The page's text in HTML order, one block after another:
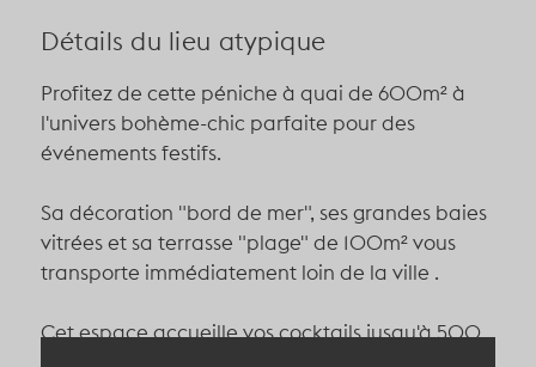
Détails du lieu atypique
Profitez de cette péniche à quai de 600m² à
l'univers bohème-chic parfaite pour des
événements festifs.
Sa décoration "bord de mer", ses grandes baies
vitrées et sa terrasse "plage" de 100m² vous
transporte immédiatement loin de la ville .
Cet espace accueille vos cocktails jusqu'à 500